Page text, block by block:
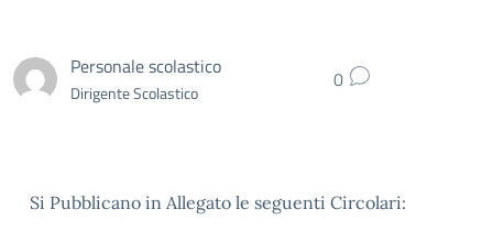
Personale scolastico
Dirigente Scolastico 0
Si Pubblicano in Allegato le seguenti Circolari: